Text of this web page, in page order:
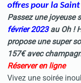
offres pour la
Passez une joyeuse
février 2023au Oh !
propose une super
157€ avec
Réserver en ligne
Vivez une soirée